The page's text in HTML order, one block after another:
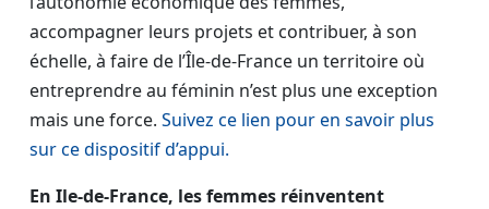
accompagner leurs projets et contribuer, à son
échelle, à faire de l’Île-de-France un territoire où
entreprendre au féminin n’est plus une exception
mais une force. Suivez ce lien pour en savoir plus
sur ce dispositif d’appui.
En Ile-de-France, les femmes réinventent